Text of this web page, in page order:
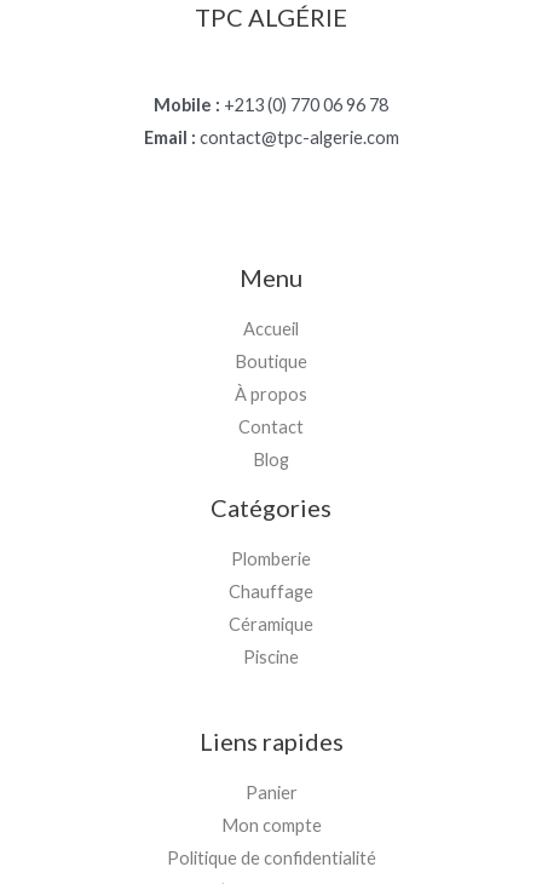
TPC ALGÉRIE
Mobile : +213 (0) 770 06 96 78
Email : contact@tpc-algerie.com
Menu
Accueil
Boutique
À propos
Contact
Blog
Catégories
Plomberie
Chauffage
Céramique
Piscine
Liens rapides
Panier
Mon compte
Politique de confidentialité